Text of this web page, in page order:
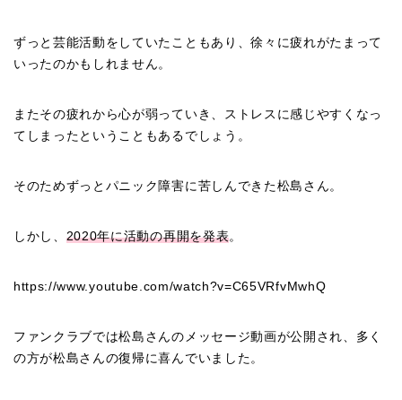
ずっと芸能活動をしていたこともあり、徐々に疲れがたまって
いったのかもしれません。
またその疲れから心が弱っていき、ストレスに感じやすくなっ
てしまったということもあるでしょう。
そのためずっとパニック障害に苦しんできた松島さん。
しかし、 2020年に活動の再開を発表。
https://www.youtube.com/watch?v=C65VRfvMwhQ
ファンクラブでは松島さんのメッセージ動画が公開され、多く
の方が松島さんの復帰に喜んでいました。